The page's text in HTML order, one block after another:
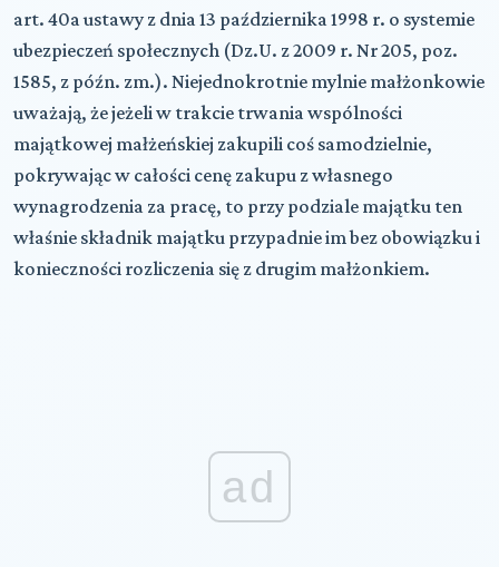
art. 40a ustawy z dnia 13 października 1998 r. o systemie
ubezpieczeń społecznych (Dz.U. z 2009 r. Nr 205, poz.
1585, z późn. zm.). Niejednokrotnie mylnie małżonkowie
uważają, że jeżeli w trakcie trwania wspólności
majątkowej małżeńskiej zakupili coś samodzielnie,
pokrywając w całości cenę zakupu z własnego
wynagrodzenia za pracę, to przy podziale majątku ten
właśnie składnik majątku przypadnie im bez obowiązku i
konieczności rozliczenia się z drugim małżonkiem.
ad